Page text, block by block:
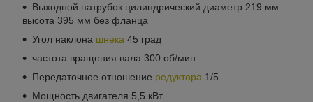
Выходной патрубок цилиндрический диаметр 219 мм
высота 395 мм без фланца
Угол наклона шнека 45 град
частота вращения вала 300 об/мин
Передаточное отношение редуктора 1/5
Мощность двигателя 5,5 кВт